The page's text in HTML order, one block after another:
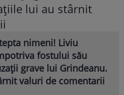
nimeni! Liviu
fostului său
grave lui Grindeanu.
valuri de comentarii